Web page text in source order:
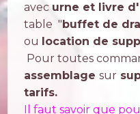
avec urne et livre
table "buffet de
ou location de
Pour toutes
assemblagesur
tarifs.
Il faut savoir que